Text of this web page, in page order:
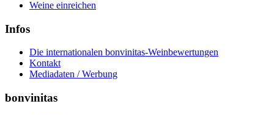
Weine einreichen
Infos
Die internationalen bonvinitas-Weinbewertungen
Kontakt
Mediadaten / Werbung
bonvinitas